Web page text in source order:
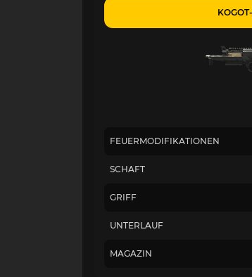
FEUERMODIFIKATIONEN
SCHAFT
GRIFF
UNTERLAUF
MAGAZIN